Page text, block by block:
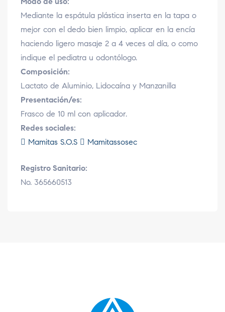
Mediante la espátula plástica inserta en la tapa o
mejor con el dedo bien limpio, aplicar en la encía
haciendo ligero masaje 2 a 4 veces al día, o como
indique el pediatra u odontólogo.
Composición:
Lactato de Aluminio, Lidocaína y Manzanilla
Presentación/es:
Frasco de 10 ml con aplicador.
Redes sociales:
Mamitas S.O.S
Mamitassosec
Registro Sanitario:
No. 365660513